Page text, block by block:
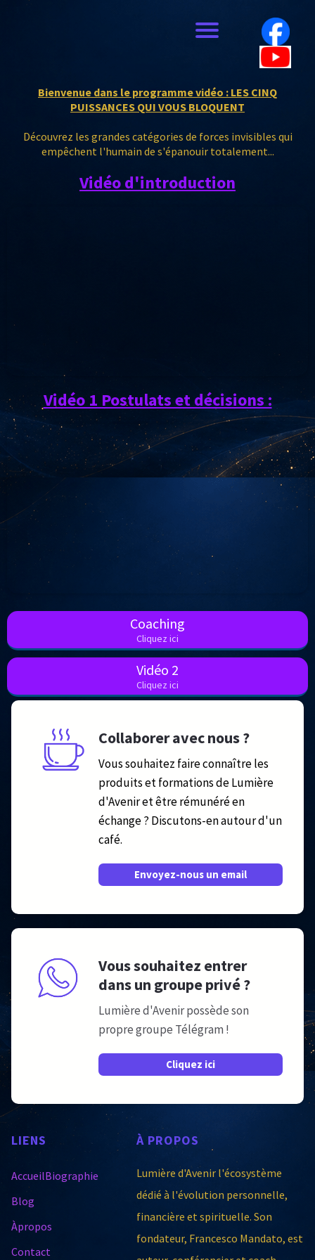
Bienvenue dans le programme vidéo : LES CINQ
PUISSANCES QUI VOUS BLOQUENT
Découvrez les grandes catégories de forces invisibles qui
empêchent l'humain de s'épanouir totalement...
Vidéo d'introduction
Vidéo 1 Postulats et décisions :
Coaching
Cliquez ici
Vidéo 2
Cliquez ici
Collaborer avec nous ?
Vous souhaitez faire connaître les
produits et formations de Lumière
d'Avenir et être rémunéré en
échange ? Discutons-en autour d'un
café.
Envoyez-nous un email
Vous souhaitez entrer
dans un groupe privé ?
Lumière d'Avenir possède son
propre groupe Télégram !
Cliquez ici
LIENS
AccueilBiographie
Blog
Àpropos
Contact
ÀPROPOS
Lumière d'Avenir l'écosystème
dédié à l'évolution personnelle,
financière et spirituelle. Son
fondateur, Francesco Mandato, est